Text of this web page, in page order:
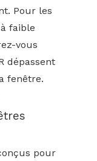
Pour les
faible
vous
dépassent
fenêtre.
pour